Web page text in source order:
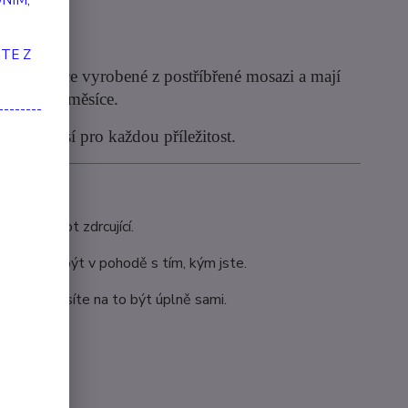
náušnice vyrobené z postříbřené mosazi a mají
symbol měsíce.
nosí pro každou příležitost.
je život zdrcující.
sebou a být v pohodě s tím, kým jste.
Nemusíte na to být úplně sami.
Z